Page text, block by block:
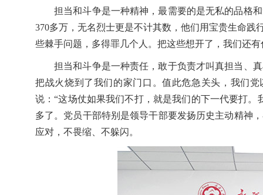
担当和斗争是一种精神，最需要的是无私的品格
370多万，无名烈士更是不计其数，他们用宝贵生命
些棘手问题，多得罪几个人。把这些想开了，我们还
担当和斗争是一种责任，敢于负责才叫真担当、
把战火烧到了我们的家门口。值此危急关头，我们
说：“这场仗如果我们不打，就是我们的下一代要打
多了。党员干部特别是领导干部要发扬历史主动精神
应对，不畏缩、不躲闪。